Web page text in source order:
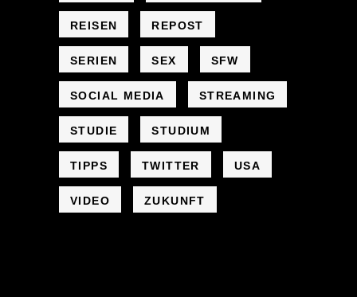
REISEN REPOST
SERIEN SEX SFW
SOCIAL MEDIA STREAMING
STUDIE STUDIUM
TIPPS TWITTER USA
VIDEO ZUKUNFT